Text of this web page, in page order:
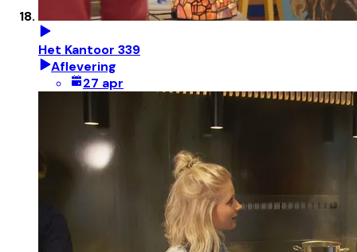
Het Kantoor 339
Aflevering
27 apr